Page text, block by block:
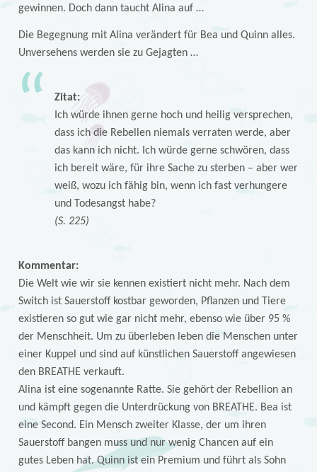
gewinnen. Doch dann taucht Alina auf …
Die Begegnung mit Alina verändert für Bea und Quinn alles.
Unversehens werden sie zu Gejagten …
Zitat:
Ich würde ihnen gerne hoch und heilig versprechen,
dass ich die Rebellen niemals verraten werde, aber
das kann ich nicht. Ich würde gerne schwören, dass
ich bereit wäre, für ihre Sache zu sterben – aber wer
weiß, wozu ich fähig bin, wenn ich fast verhungere
und Todesangst habe?
(S. 225)
Kommentar:
Die Welt wie wir sie kennen existiert nicht mehr. Nach dem
Switch ist Sauerstoff kostbar geworden, Pflanzen und Tiere
existieren so gut wie gar nicht mehr, ebenso wie über 95 %
der Menschheit. Um zu überleben leben die Menschen unter
einer Kuppel und sind auf künstlichen Sauerstoff angewiesen
den BREATHE verkauft.
Alina ist eine sogenannte Ratte. Sie gehört der Rebellion an
und kämpft gegen die Unterdrückung von BREATHE. Bea ist
eine Second. Ein Mensch zweiter Klasse, der um ihren
Sauerstoff bangen muss und nur wenig Chancen auf ein
gutes Leben hat. Quinn ist ein Premium und führt als Sohn